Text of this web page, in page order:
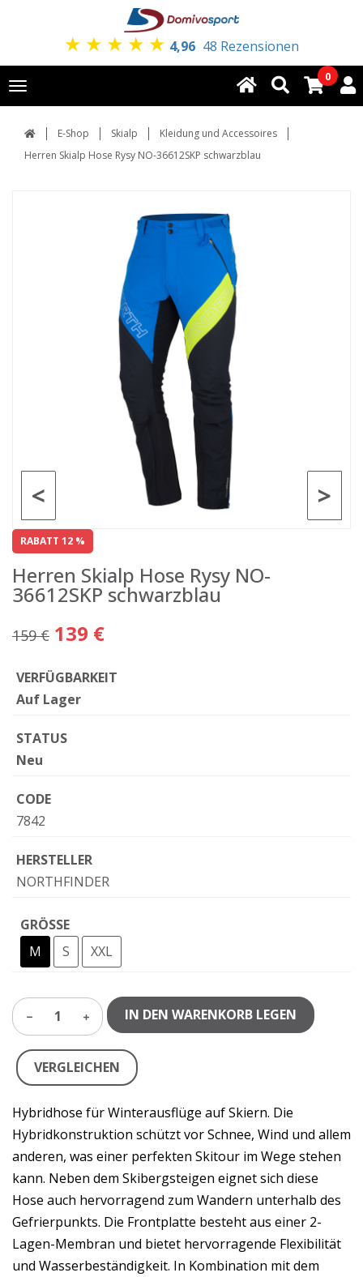
★ ★ ★ ★ ★ 4,96 48 Rezensionen
Toggle
navigation
0
E-Shop Skialp
Kleidung und Accessoires
Herren Skialp Hose Rysy NO-36612SKP schwarzblau
>
<
RABATT 12 %
Herren Skialp Hose Rysy NO-
36612SKP schwarzblau
159 € 139 €
VERFÜGBARKEIT
Auf Lager
STATUS
Neu
CODE
7842
HERSTELLER
NORTHFINDER
GRÖSSE
M
S XXL
1 IN DEN WARENKORB LEGEN
VERGLEICHEN
Hybridhose für Winterausflüge auf Skiern. Die
Hybridkonstruktion schützt vor Schnee, Wind und allem
anderen, was einer perfekten Skitour im Wege stehen
kann. Neben dem Skibergsteigen eignet sich diese
Hose auch hervorragend zum Wandern unterhalb des
Gefrierpunkts. Die Frontplatte besteht aus einer 2-
Lagen-Membran und bietet hervorragende Flexibilität
und Wasserbeständigkeit. In Kombination mit dem